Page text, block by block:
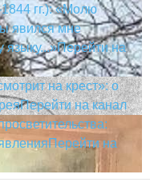
гг.): «Молю
явился мне
языку...»Перейти на
на крест»: о
Перейти на канал
Перейти на